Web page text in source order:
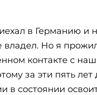
в Германию и
владел. Но я
контакте с
за эти пять
в состоянии